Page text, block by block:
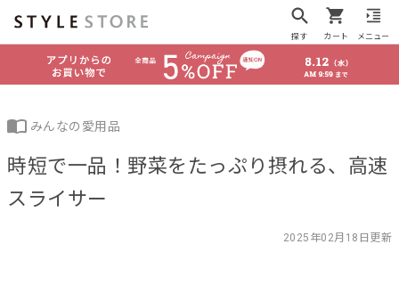
探す カート メニュー
みんなの愛用品
時短で一品！野菜をたっぷり摂れる、高速
スライサー
2025年02月18日更新